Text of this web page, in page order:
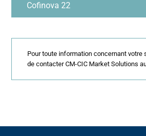
Cofinova 22
Pour toute information concernant votre
de contacter CM-CIC Market Solutions